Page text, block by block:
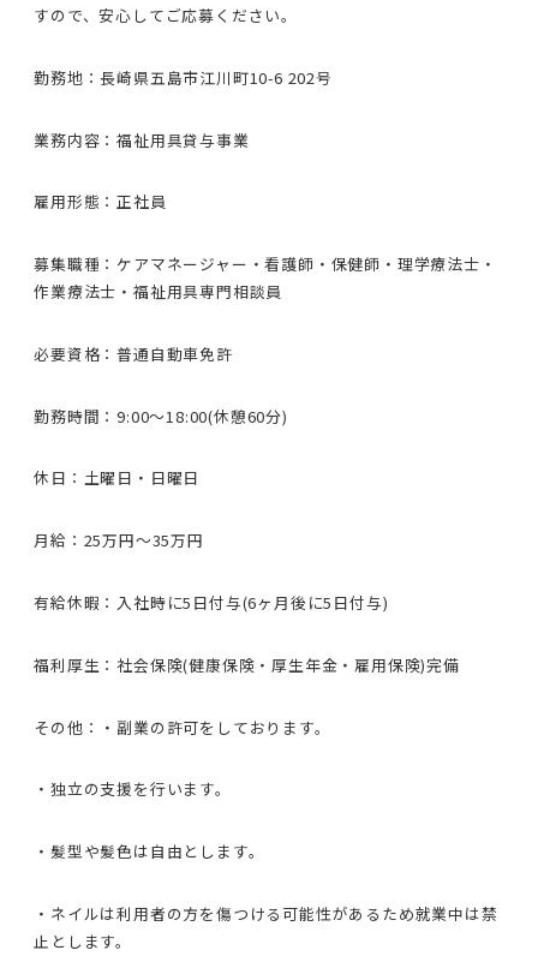
すので、安心してご応募ください。
勤務地：長崎県五島市江川町10-6 202号
業務内容：福祉用具貸与事業
雇用形態：正社員
募集職種：ケアマネージャー・看護師・保健師・理学療法士・
作業療法士・福祉用具専門相談員
必要資格：普通自動車免許
勤務時間：9:00〜18:00(休憩60分)
休日：土曜日・日曜日
月給：25万円〜35万円
有給休暇：入社時に5日付与(6ヶ月後に5日付与)
福利厚生：社会保険(健康保険・厚生年金・雇用保険)完備
その他：・副業の許可をしております。
・独立の支援を行います。
・髪型や髪色は自由とします。
・ネイルは利用者の方を傷つける可能性があるため就業中は禁
止とします。